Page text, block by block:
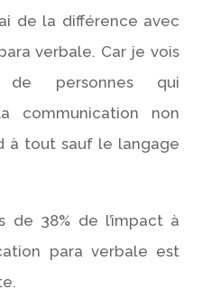
de la différence avec
verbale. Car je vois
de personnes qui
communication non
à tout sauf le langage
de 38% de l’impact à
para verbale est